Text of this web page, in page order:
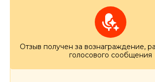
Отзыв получен за вознаграждение,
голосового сообщения